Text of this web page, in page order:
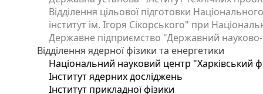
Відділення цільової підготовки
інститут ім. Ігоря Сікорського" при
Державне підприємство "Державний науково-
Відділення ядерної фізики та енергетики
Національний науковий центр "Харківський
Інститут ядерних досліджень
Інститут прикладної фізики